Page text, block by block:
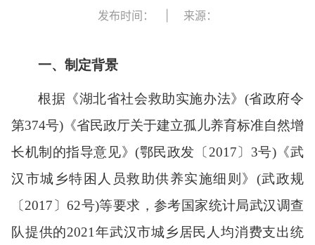
发布时间： 来源：
一、制定背景
根据 《湖北省社会救助实施办法》(省政府令
第374号) 《省民政厅关于建立孤儿养育标准自然增
长机制的指导意见》(鄂民政发〔 2017〕3号)《武
汉市城乡特困人员救助供养实施细则》(武政规
〔2017〕62号)等要求，参考国家统计局武汉调查
队提供的2021年武汉市城乡居民人均消费支出统